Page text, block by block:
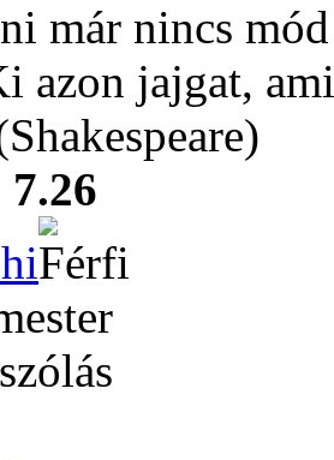
már nincs
azon jajgat,
7.26